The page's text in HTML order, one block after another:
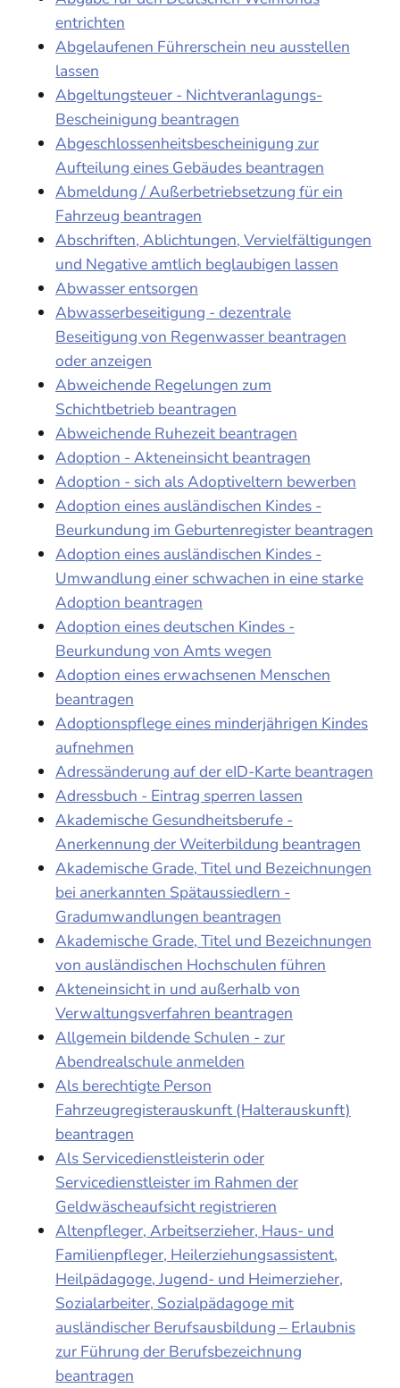
entrichten
Abgelaufenen Führerschein neu ausstellen
lassen
Abgeltungsteuer - Nichtveranlagungs-
Bescheinigung beantragen
Abgeschlossenheitsbescheinigung zur
Aufteilung eines Gebäudes beantragen
Abmeldung / Außerbetriebsetzung für ein
Fahrzeug beantragen
Abschriften, Ablichtungen, Vervielfältigungen
und Negative amtlich beglaubigen lassen
Abwasser entsorgen
Abwasserbeseitigung - dezentrale
Beseitigung von Regenwasser beantragen
oder anzeigen
Abweichende Regelungen zum
Schichtbetrieb beantragen
Abweichende Ruhezeit beantragen
Adoption - Akteneinsicht beantragen
Adoption - sich als Adoptiveltern bewerben
Adoption eines ausländischen Kindes -
Beurkundung im Geburtenregister beantragen
Adoption eines ausländischen Kindes -
Umwandlung einer schwachen in eine starke
Adoption beantragen
Adoption eines deutschen Kindes -
Beurkundung von Amts wegen
Adoption eines erwachsenen Menschen
beantragen
Adoptionspflege eines minderjährigen Kindes
aufnehmen
Adressänderung auf der eID-Karte beantragen
Adressbuch - Eintrag sperren lassen
Akademische Gesundheitsberufe -
Anerkennung der Weiterbildung beantragen
Akademische Grade, Titel und Bezeichnungen
bei anerkannten Spätaussiedlern -
Gradumwandlungen beantragen
Akademische Grade, Titel und Bezeichnungen
von ausländischen Hochschulen führen
Akteneinsicht in und außerhalb von
Verwaltungsverfahren beantragen
Allgemein bildende Schulen - zur
Abendrealschule anmelden
Als berechtigte Person
Fahrzeugregisterauskunft (Halterauskunft)
beantragen
Als Servicedienstleisterin oder
Servicedienstleister im Rahmen der
Geldwäscheaufsicht registrieren
Altenpfleger, Arbeitserzieher, Haus- und
Familienpfleger, Heilerziehungsassistent,
Heilpädagoge, Jugend- und Heimerzieher,
Sozialarbeiter, Sozialpädagoge mit
ausländischer Berufsausbildung – Erlaubnis
zur Führung der Berufsbezeichnung
beantragen